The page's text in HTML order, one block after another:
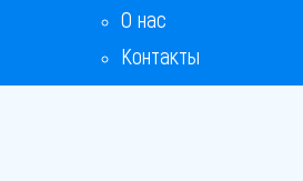
О нас
Контакты
Бонусная программа